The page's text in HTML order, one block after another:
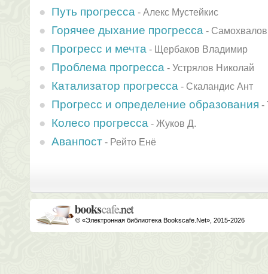
Путь прогресса - Алекс Мустейкис
Горячее дыхание прогресса -
Прогресс и мечта - Щербаков Владимир
Проблема прогресса - Устрялов Николай
Катализатор прогресса - Скаландис Ант
Прогресс и определение образования -
Колесо прогресса - Жуков Д.
Аванпост - Рейто Енё
© «Электронная библиотека Bookscafe.Net», 2015-2026